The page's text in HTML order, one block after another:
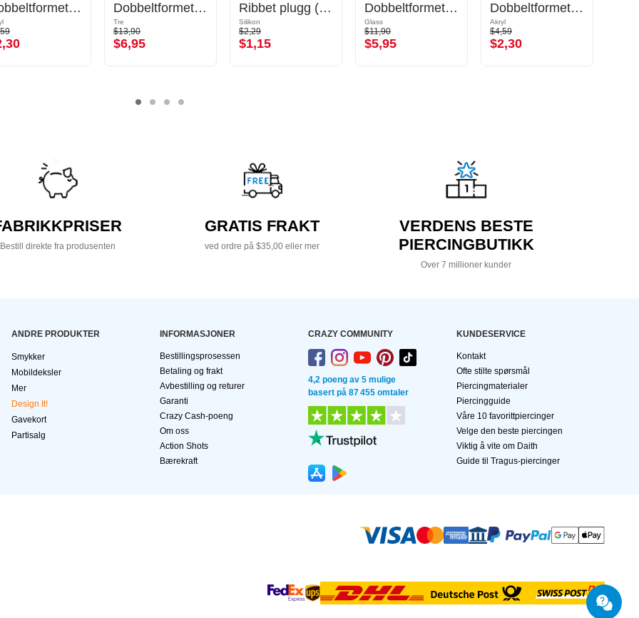
Dobbeltformet tunnel (akryl, forskjellige farger) Dobbeltformet plugg (tre) med konkav front
Tre
$13,90
$6,95
Ribbet plugg (silikon)
Silikon
$2,29
$1,15
Dobbeltformet plugg (glass, forskjellige farger)
Glass
$11,90
$5,95
Dobbeltformet plugg (akryl, forskjellige farger)
Akryl
$4,59
$2,30
Bestill direkte fra produsenten
GRATIS FRAKT
ved ordre på $35,00 eller mer
VERDENS BESTE
PIERCINGBUTIKK
Over 7 millioner kunder
ANDRE PRODUKTER
Smykker
Mobildeksler
Mer
Design It!
Gavekort
Partisalg
INFORMASJONER
Bestillingsprosessen
Betaling og frakt
Avbestilling og returer
Garanti
Crazy Cash-poeng
Om oss
Action Shots
Bærekraft
CRAZY COMMUNITY
4,2 poeng av 5 mulige
basert på 87 455 omtaler
KUNDESERVICE
Kontakt
Ofte stilte spørsmål
Piercingmaterialer
Piercingguide
Våre 10 favorittpiercinger
Velge den beste piercingen
Viktig å vite om Daith
Guide til Tragus-piercinger